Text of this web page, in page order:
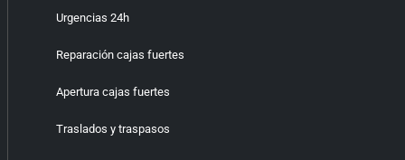
Urgencias 24h
Reparación cajas fuertes
Apertura cajas fuertes
Traslados y traspasos